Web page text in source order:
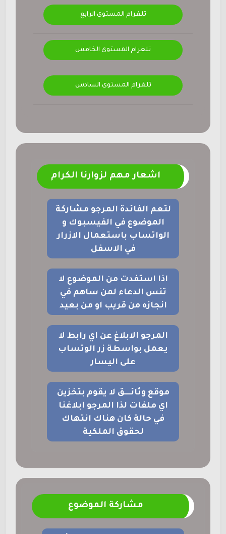
تلغرام المستوى الرابع
تلغرام المستوى الخامس
تلغرام المستوى السادس
اشعار مهم لزوارنا الكرام
لتعم الفائدة المرجو مشاركة
الموضوع في الفيسبوك و
الواتساب باستعمال الازرار
في الاسفل
اذا استفدت من الموضوع لا
تنس الدعاء لمن ساهم في
انجازه من قريب او من بعيد
المرجو الابلاغ عن اي رابط لا
يعمل بواسطة زر الوتساب
على اليسار
موقع وثائــــق لا يقوم بتخزين
اي ملفات لذا المرجو ابلاغنا
في حالة كان هناك انتهاك
لحقوق الملكية
مشاركة الموضوع